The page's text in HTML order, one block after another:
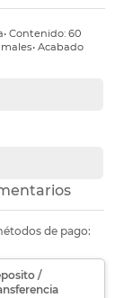
Contenido: 60
Acabado
de pago:
/